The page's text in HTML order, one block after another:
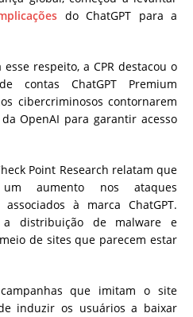
do ChatGPT para a
respeito, a CPR destacou o
contas ChatGPT Premium
cibercriminosos contornarem
OpenAI para garantir acesso
Point Research relatam que
um aumento nos ataques
à marca ChatGPT.
a distribuição de malware e
de sites que parecem estar
que imitam o site
induzir os usuários a baixar